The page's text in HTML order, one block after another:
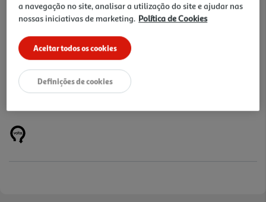
2,99 €
+0,10 € Depósito
Notas de preparação
a navegação no site, analisar a utilização do site e ajudar nas
nossas iniciativas de marketing. Política de Cookies
Aceitar todos os cookies
Definições de cookies